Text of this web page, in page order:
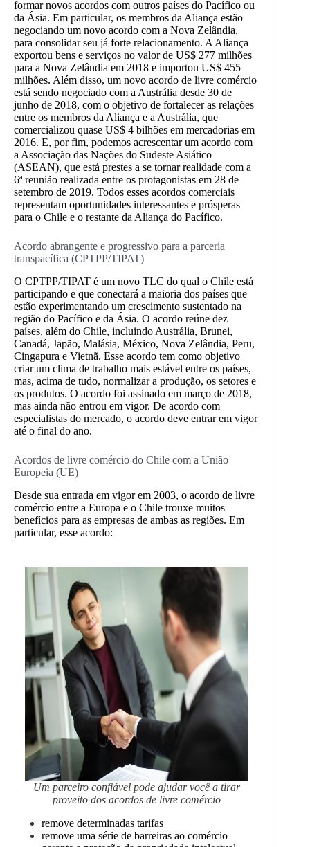
formar novos acordos com outros países do Pacífico ou
da Ásia. Em particular, os membros da Aliança estão
negociando um novo acordo com a Nova Zelândia,
para consolidar seu já forte relacionamento. A Aliança
exportou bens e serviços no valor de US$ 277 milhões
para a Nova Zelândia em 2018 e importou US$ 455
milhões. Além disso, um novo acordo de livre comércio
está sendo negociado com a Austrália desde 30 de
junho de 2018, com o objetivo de fortalecer as relações
entre os membros da Aliança e a Austrália, que
comercializou quase US$ 4 bilhões em mercadorias em
2016. E, por fim, podemos acrescentar um acordo com
a Associação das Nações do Sudeste Asiático
(ASEAN), que está prestes a se tornar realidade com a
6ª reunião realizada entre os protagonistas em 28 de
setembro de 2019. Todos esses acordos comerciais
representam oportunidades interessantes e prósperas
para o Chile e o restante da Aliança do Pacífico.
Acordo abrangente e progressivo para a parceria
transpacífica (CPTPP/TIPAT)
O CPTPP/TIPAT é um novo TLC do qual o Chile está
participando e que conectará a maioria dos países que
estão experimentando um crescimento sustentado na
região do Pacífico e da Ásia. O acordo reúne dez
países, além do Chile, incluindo Austrália, Brunei,
Canadá, Japão, Malásia, México, Nova Zelândia, Peru,
Cingapura e Vietnã. Esse acordo tem como objetivo
criar um clima de trabalho mais estável entre os países,
mas, acima de tudo, normalizar a produção, os setores e
os produtos. O acordo foi assinado em março de 2018,
mas ainda não entrou em vigor. De acordo com
especialistas do mercado, o acordo deve entrar em vigor
até o final do ano.
Acordos de livre comércio do Chile com a União
Europeia (UE)
Desde sua entrada em vigor em 2003, o acordo de livre
comércio entre a Europa e o Chile trouxe muitos
benefícios para as empresas de ambas as regiões. Em
particular, esse acordo:
Um parceiro confiável pode ajudar você a tirar
proveito dos acordos de livre comércio
remove determinadas tarifas
remove uma série de barreiras ao comércio